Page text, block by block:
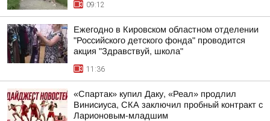
09:12
Ежегодно в Кировском областном отделении
"Российского детского фонда" проводится
акция "Здравствуй, школа"
11:36
«Спартак» купил Даку, «Реал» продлил
Винисиуса, СКА заключил пробный контракт с
Ларионовым-младшим